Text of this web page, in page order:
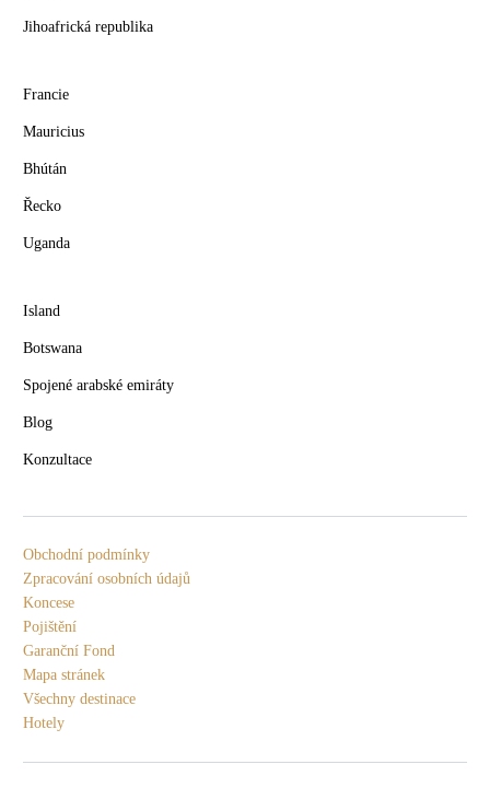
Jihoafrická republika
Francie
Mauricius
Bhútán
Řecko
Uganda
Island
Botswana
Spojené arabské emiráty
Blog
Konzultace
Obchodní podmínky
Zpracování osobních údajů
Koncese
Pojištění
Garanční Fond
Mapa stránek
Všechny destinace
Hotely